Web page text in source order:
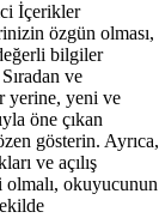
İçerikler
özgün olması,
bilgiler
ve
yerine, yeni ve
öne çıkan
gösterin. Ayrıca,
ve açılış
okuyucunun